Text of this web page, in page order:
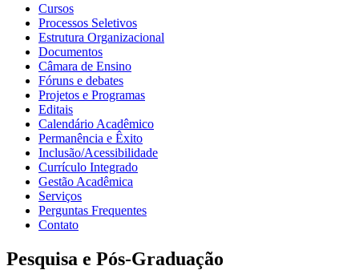
Cursos
Processos Seletivos
Estrutura Organizacional
Documentos
Câmara de Ensino
Fóruns e debates
Projetos e Programas
Editais
Calendário Acadêmico
Permanência e Êxito
Inclusão/Acessibilidade
Currículo Integrado
Gestão Acadêmica
Serviços
Perguntas Frequentes
Contato
Pesquisa e Pós-Graduação